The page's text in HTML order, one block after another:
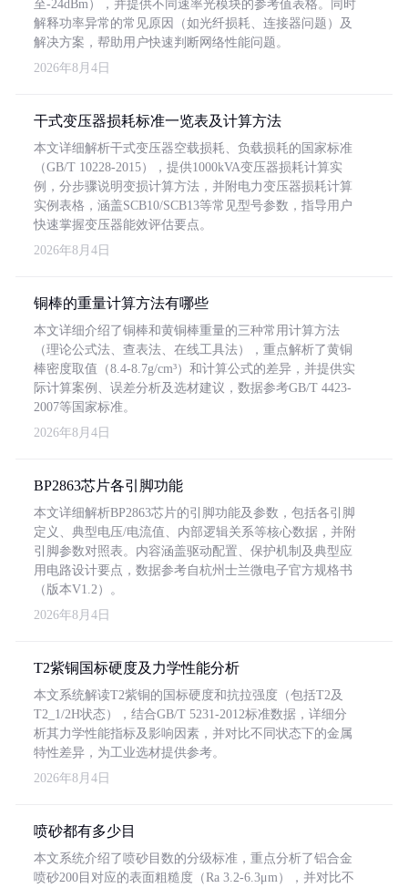
至-24dBm），并提供不同速率光模块的参考值表格。同时
解释功率异常的常见原因（如光纤损耗、连接器问题）及
解决方案，帮助用户快速判断网络性能问题。
2026年8月4日
干式变压器损耗标准一览表及计算方法
本文详细解析干式变压器空载损耗、负载损耗的国家标准
（GB/T 10228-2015），提供1000kVA变压器损耗计算实
例，分步骤说明变损计算方法，并附电力变压器损耗计算
实例表格，涵盖SCB10/SCB13等常见型号参数，指导用户
快速掌握变压器能效评估要点。
2026年8月4日
铜棒的重量计算方法有哪些
本文详细介绍了铜棒和黄铜棒重量的三种常用计算方法
（理论公式法、查表法、在线工具法），重点解析了黄铜
棒密度取值（8.4-8.7g/cm³）和计算公式的差异，并提供实
际计算案例、误差分析及选材建议，数据参考GB/T 4423-
2007等国家标准。
2026年8月4日
BP2863芯片各引脚功能
本文详细解析BP2863芯片的引脚功能及参数，包括各引脚
定义、典型电压/电流值、内部逻辑关系等核心数据，并附
引脚参数对照表。内容涵盖驱动配置、保护机制及典型应
用电路设计要点，数据参考自杭州士兰微电子官方规格书
（版本V1.2）。
2026年8月4日
T2紫铜国标硬度及力学性能分析
本文系统解读T2紫铜的国标硬度和抗拉强度（包括T2及
T2_1/2H状态），结合GB/T 5231-2012标准数据，详细分
析其力学性能指标及影响因素，并对比不同状态下的金属
特性差异，为工业选材提供参考。
2026年8月4日
喷砂都有多少目
本文系统介绍了喷砂目数的分级标准，重点分析了铝合金
喷砂200目对应的表面粗糙度（Ra 3.2-6.3μm），并对比不